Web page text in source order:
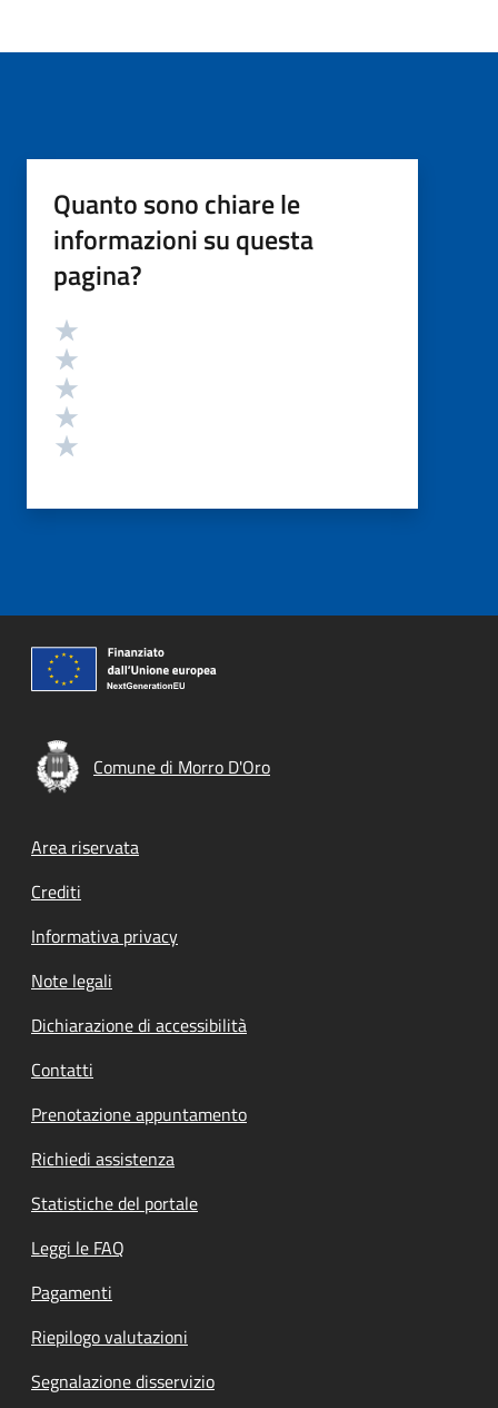
Quanto sono chiare le
informazioni su questa
pagina?
Valutazione
Comune di Morro D'Oro
Footer menu
Area riservata
Crediti
Informativa privacy
Note legali
Dichiarazione di accessibilità
Contatti
Prenotazione appuntamento
Richiedi assistenza
Statistiche del portale
Leggi le FAQ
Pagamenti
Riepilogo valutazioni
Segnalazione disservizio